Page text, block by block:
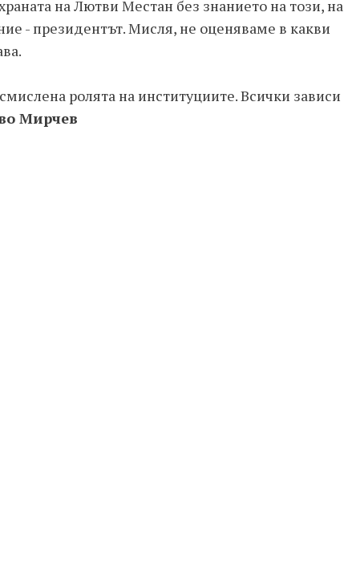
на Лютви Местан без знанието на този, на
- президентът. Мисля, не оценяваме в какви
ролята на институциите. Всички зависи
Мирчев